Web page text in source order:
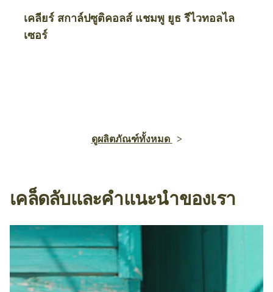
เคลียร์ สกาล์ปซูติคอลส์ แชมพู ยูธ รีไวทอลไล
เซอร์
ดูผลิตภัณฑ์ทั้งหมด
เคล็ดลับและคำแนะนำของเรา